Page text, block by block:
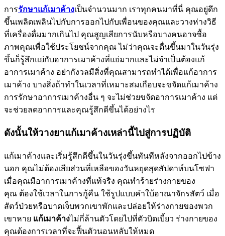
การรักษาแก้เมาค้างเป็นจำนวนมาก เราทุกคนมาที่นี่ คุณอยู่ดึก
ขึ้นเพลิดเพลินไปกับการออกไปกับเพื่อนของคุณและวางห่างวิธี
ที่เครื่องดื่มมากเกินไป คุณสูญเสียการนับหรือบางคนอาจซื้อ
ภาพคุณเพื่อใช้ประโยชน์จากคุณ ไม่ว่าคุณจะตื่นขึ้นมาในวันรุ่ง
ขึ้นก็รู้สึกแย่กับอาการเมาค้างที่แย่มากและไม่จำเป็นต้องแก้
อาการเมาค้าง อย่ากังวลมีสิ่งที่คุณสามารถทำได้เพื่อแก้อาการ
เมาค้าง บางสิ่งถ้าทำในเวลาที่เหมาะสมเกือบจะขจัดแก้เมาค้าง
การรักษาอาการเมาค้างอื่น ๆ จะไม่ช่วยขจัดอาการเมาค้าง แต่
จะช่วยลดอาการและคุณรู้สึกดีขึ้นได้อย่างไร
ดังนั้นให้วางยาแก้เมาค้างเหล่านี้ไปสู่การปฏิบัติ
แก้เมาค้างและเริ่มรู้สึกดีขึ้นในวันรุ่งขึ้นทันทีหลังจากออกไปข้าง
นอก คุณไม่ต้องเสียส่วนที่เหลือของวันหยุดสุดสัปดาห์บนโซฟา
เมื่อคุณมีอาการเมาค้างที่แท้จริง คุณทำร้ายร่างกายของ
คุณ ต้องใช้เวลาในการกู้คืน ใช้รูปแบบคำใบ้อาณาจักรสัตว์ เมื่อ
สัตว์ป่วยหรือบาดเจ็บพวกเขาพักและปล่อยให้ร่างกายของพวก
เขาหาย แก้เมาค้างไม่กี่ล้านตัวโดยไปที่ตัวบิดเบี้ยว ร่างกายของ
คุณต้องการเวลาที่จะฟื้นตัวนอนหลับให้หมด